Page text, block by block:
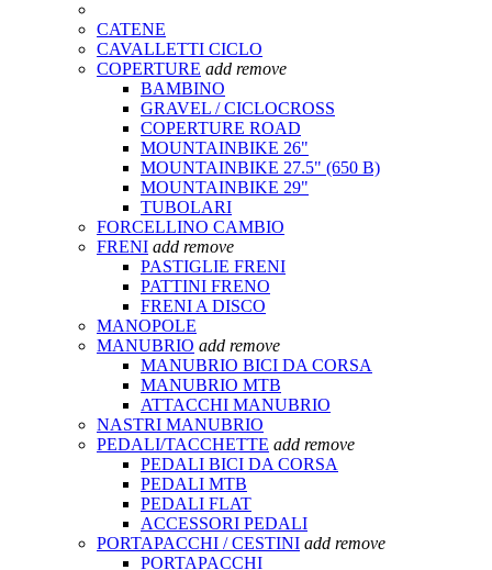
CATENE
CAVALLETTI CICLO
COPERTURE add remove
BAMBINO
GRAVEL / CICLOCROSS
COPERTURE ROAD
MOUNTAINBIKE 26"
MOUNTAINBIKE 27.5" (650 B)
MOUNTAINBIKE 29"
TUBOLARI
FORCELLINO CAMBIO
FRENI add remove
PASTIGLIE FRENI
PATTINI FRENO
FRENI A DISCO
MANOPOLE
MANUBRIO add remove
MANUBRIO BICI DA CORSA
MANUBRIO MTB
ATTACCHI MANUBRIO
NASTRI MANUBRIO
PEDALI/TACCHETTE add remove
PEDALI BICI DA CORSA
PEDALI MTB
PEDALI FLAT
ACCESSORI PEDALI
PORTAPACCHI / CESTINI add remove
PORTAPACCHI